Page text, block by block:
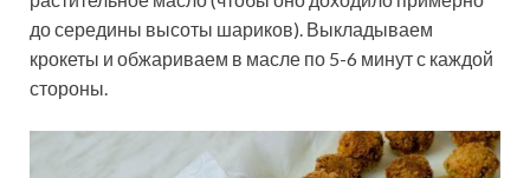
до середины высоты шариков). Выкладываем
крокеты и обжариваем в масле по 5-6 минут с каждой
стороны.